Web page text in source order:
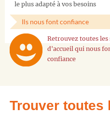
le plus adapté à vos besoins
Ils nous font confiance
Retrouvez toutes
d'accueil qui nous
confiance
Trouver toutes